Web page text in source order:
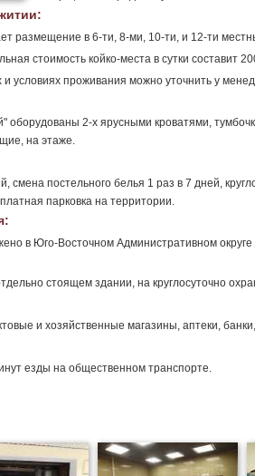
размещение в 6-ти, 8-ми, 10-ти, и 12-ти
стоимость койко-места в сутки составит
условиях проживания можно уточнить у
2-х ярусными кроватями,
на этаже.
смена постельного белья 1 раз в 7 дней,
парковка на территории.
в Юго-Восточном Административном
стоящем здании, на круглосуточно
и хозяйственные магазины, аптеки,
езды на общественном транспорте.